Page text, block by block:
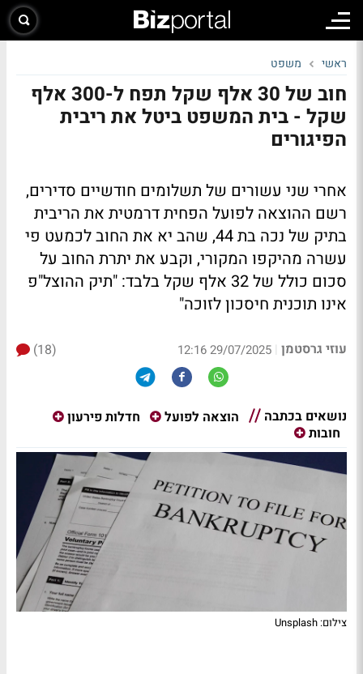
ראשי משפט
חוב של 30 אלף שקל תפח ל-300 אלף
שקל - בית המשפט ביטל את ריבית
הפיגורים
אחרי שני עשורים של תשלומים חודשיים סדירים,
רשם ההוצאה לפועל הפחית דרמטית את הריבית
בתיק של נכה בת 44, שהב יא את החוב לכמעט פי
עשרה מהיקפו המקורי, וקבע את יתרת החוב על
סכום כולל של 32 אלף שקל בלבד: "תיק ההוצל"פ
אינו תוכנית חיסכון לזוכה"
עוזי גרסטמן |
29/07/2025 12:16
(18)
נושאים בכתבה הוצאה לפועל
חדלות פירעון
חובות
צילום: Unsplash